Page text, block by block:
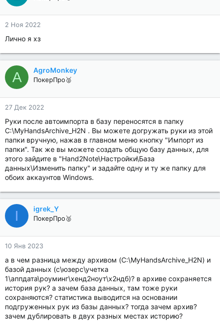
2 Ноя 2022
Лично я хз
A AgroMonkey
ПокерПро🥈
27 Дек 2022
Руки после автоимпорта в базу переносятся в папку
C:\MyHandsArchive_H2N . Вы можете догружать руки из этой
папки вручную, нажав в главном меню кнопку "Импорт из
папки". Так же вы можете создать общую базу данных, для
этого зайдите в "Hand2Note\Настройки\База
данных\Изменить папку" и задайте одну и ту же папку для
обоих аккаунтов Windows.
I igrek_Y
ПокерПро🥈
10 Янв 2023
а в чем разница между архивом (C:\MyHandsArchive_H2N) и
базой данных (с\юзерс\учетка
1\аппдата\роуминг\хенд2ноут\х2ндб)? в архиве сохраняется
история рук? а зачем база данных, там тоже руки
сохраняются? статистика выводится на основании
подгруженных рук из базы данных? тогда зачем архив?
зачем дублировать в двух разных местах историю?